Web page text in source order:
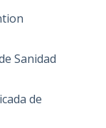
Sanidad
de